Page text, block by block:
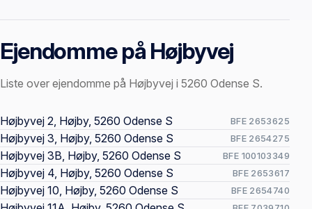
Ejendomme på Højbyvej
Liste over ejendomme på Højbyvej i 5260 Odense S.
Offentlige ejendomssider
Højbyvej 2, Højby, 5260 Odense S BFE 2653625
Højbyvej 3, Højby, 5260 Odense S BFE 2654275
Højbyvej 3B, Højby, 5260 Odense S BFE 100103349
Højbyvej 4, Højby, 5260 Odense S BFE 2653617
Højbyvej 10, Højby, 5260 Odense S BFE 2654740